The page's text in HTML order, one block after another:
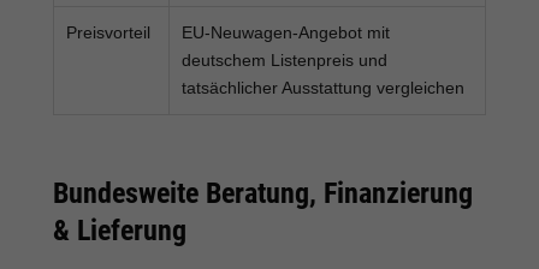
Preisvorteil
EU-Neuwagen-Angebot mit
deutschem Listenpreis und
tatsächlicher Ausstattung vergleichen
Bundesweite Beratung, Finanzierung
& Lieferung